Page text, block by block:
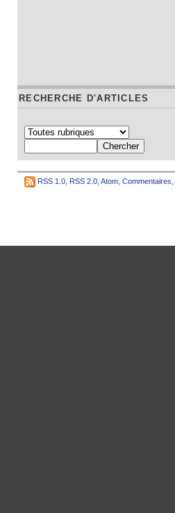
RECHERCHE D'ARTICLES
RSS 1.0 RSS 2.0 Atom Commentaires